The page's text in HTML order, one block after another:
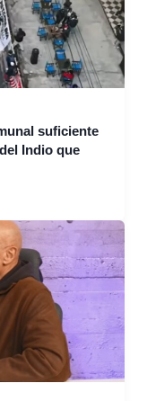
suficiente
Indio que